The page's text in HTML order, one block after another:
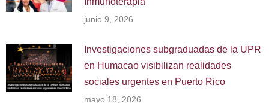
junio 9, 2026
Investigaciones subgraduadas de la UPR
en Humacao visibilizan realidades
sociales urgentes en Puerto Rico
mayo 18, 2026